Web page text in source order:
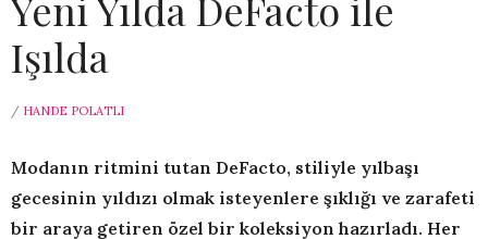
Işılda
/ HANDE POLATLI
Modanın ritmini tutan DeFacto, stiliyle yılbaşı
gecesinin yıldızı olmak isteyenlere şıklığı ve zarafeti
bir araya getiren özel bir koleksiyon hazırladı. Her